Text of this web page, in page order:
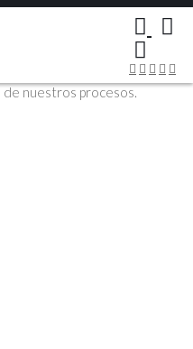
sus opiniones son muy
nuestros procesos.